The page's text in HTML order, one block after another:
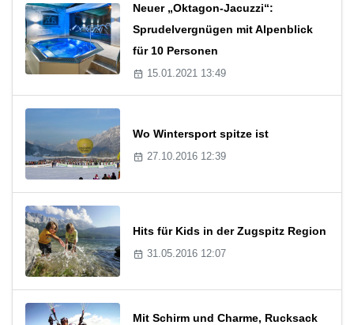
Neuer „Oktagon-Jacuzzi“:
Sprudelvergnügen mit Alpenblick
für 10 Personen
15.01.2021 13:49
Wo Wintersport spitze ist
27.10.2016 12:39
Hits für Kids in der Zugspitz Region
31.05.2016 12:07
Mit Schirm und Charme, Rucksack